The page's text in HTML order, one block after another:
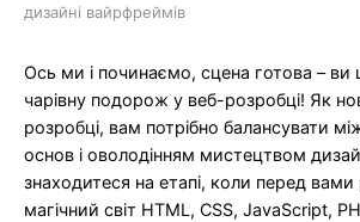
дизайні вайрфреймів
Ось ми і починаємо, сцена готова –
чарівну подорож у веб-розробці! Як
розробці, вам потрібно балансувати
основ і оволодінням мистецтвом
знаходитеся на етапі, коли перед
магічний світ HTML, CSS, JavaScript,